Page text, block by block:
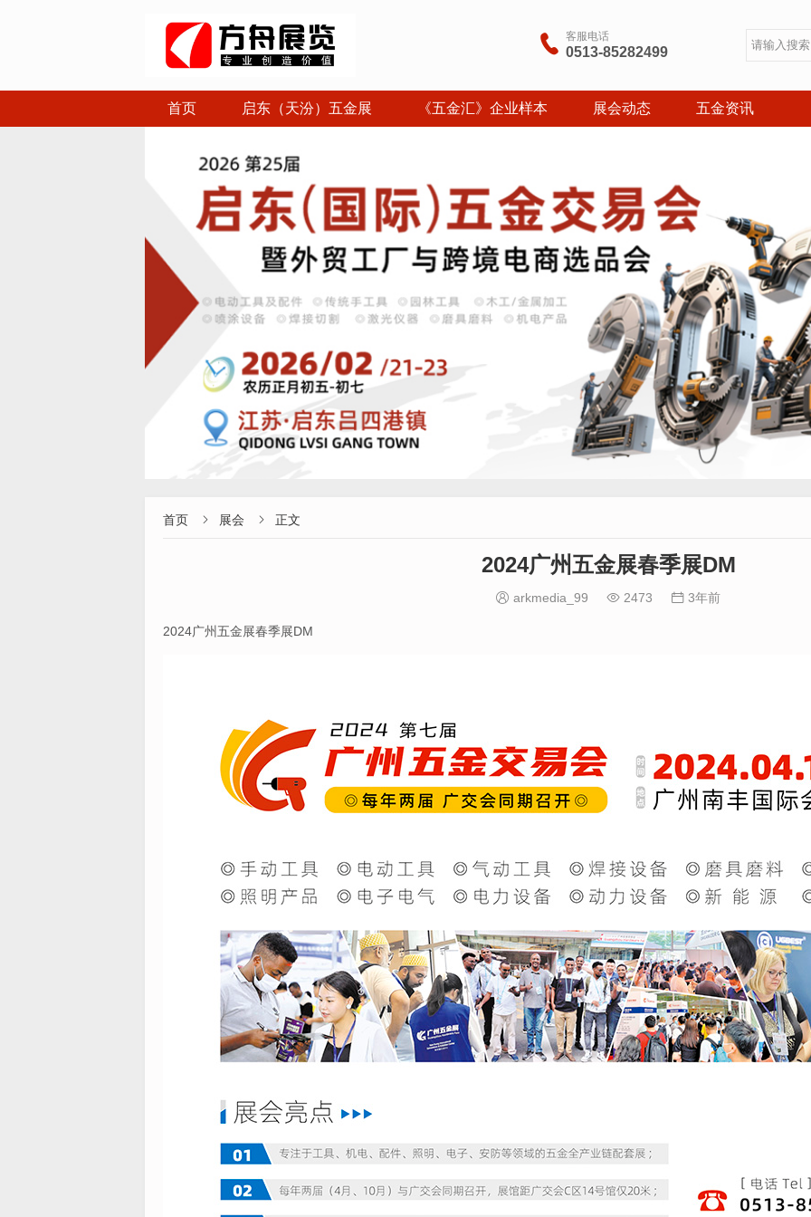
 客服电话
0513-85282499
首页 启东（天汾）五金展 《五金汇》企业样本 展会动态 五金资讯
首页  展会  正文
2024广州五金展春季展DM
 arkmedia_99  2473  3年前
2024广州五金展春季展DM